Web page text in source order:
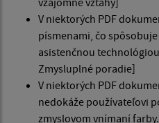
V niektorých PDF
písmenami, čo
asistenčnou
Zmysluplné poradie]
V niektorých PDF
nedokáže používateľovi
zmyslovom vnímaní